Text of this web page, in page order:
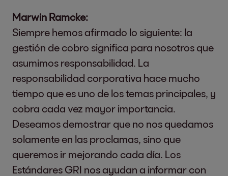
Marwin Ramcke:
Siempre hemos afirmado lo siguiente: la
gestión de cobro significa para nosotros que
asumimos responsabilidad. La
responsabilidad corporativa hace mucho
tiempo que es uno de los temas principales, y
cobra cada vez mayor importancia.
Deseamos demostrar que no nos quedamos
solamente en las proclamas, sino que
queremos ir mejorando cada día. Los
Estándares GRI nos ayudan a informar con